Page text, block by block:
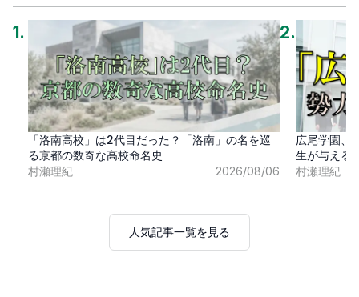
1 .
「洛南高校」は2代目だった？「洛南」の名を巡
る京都の数奇な高校命名史
村瀬理紀
2026/08/06
2.
広尾学園、
生が与える
村瀬理紀
人気記事一覧を見る